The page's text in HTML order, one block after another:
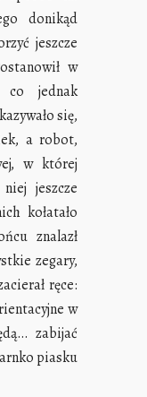
donikąd
jeszcze
w
co jednak
się,
a robot,
w której
jeszcze
kołatało
znalazł
zegary,
ręce:
w
zabijać
piasku